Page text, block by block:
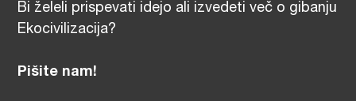
Bi želeli prispevati idejo ali izvedeti več o gibanju
Ekocivilizacija?
Pišite nam!